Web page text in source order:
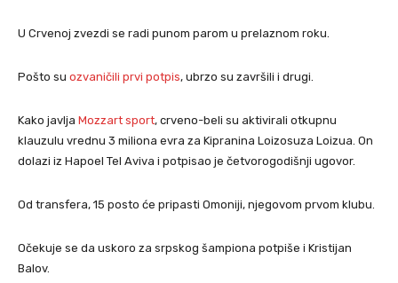
U Crvenoj zvezdi se radi punom parom u prelaznom roku.
Pošto su ozvaničili prvi potpis, ubrzo su završili i drugi.
Kako javlja Mozzart sport, crveno-beli su aktivirali otkupnu
klauzulu vrednu 3 miliona evra za Kipranina Loizosuza Loizua. On
dolazi iz Hapoel Tel Aviva i potpisao je četvorogodišnji ugovor.
Od transfera, 15 posto će pripasti Omoniji, njegovom prvom klubu.
Očekuje se da uskoro za srpskog šampiona potpiše i Kristijan
Balov.